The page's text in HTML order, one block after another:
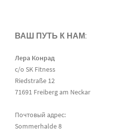
ВАШ ПУТЬ К НАМ:
Лера Конрад
c/o SK Fitness
Riedstraße 12
71691 Freiberg am Neckar
Почтовый адрес:
Sommerhalde 8